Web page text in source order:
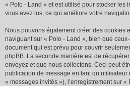
« Polo - Land » et est utilisé pour stocker les
vous avez lus, ce qui améliore votre
Nous pouvons également créer des cookies
naviguant sur « Polo - Land », bien que
document qui est prévu pour couvrir
phpBB. La seconde manière est de
envoyez et que nous collectons. Ceci peut
publication de message en tant
« messages invités »), l’enregistrement sur